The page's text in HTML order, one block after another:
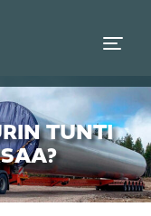
TUNTI